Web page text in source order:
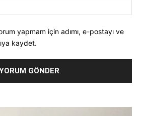
yapmam için adımı, e-postayı ve
kaydet.